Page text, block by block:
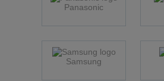
Panasonic
Samsung